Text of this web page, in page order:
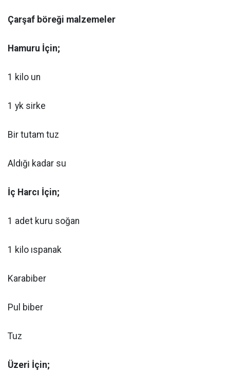
Çarşaf böreği malzemeler
Hamuru İçin;
1 kilo un
1 yk sirke
Bir tutam tuz
Aldığı kadar su
İç Harcı İçin;
1 adet kuru soğan
1 kilo ıspanak
Karabiber
Pul biber
Tuz
Üzeri İçin;